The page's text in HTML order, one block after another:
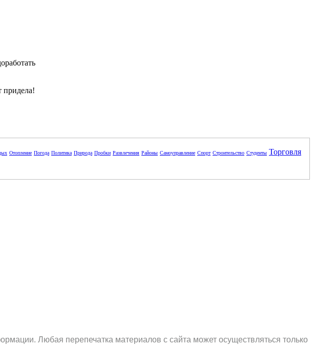
придела!
Отопление Погода Политика Природа Пробки Развлечения Районы Самоуправление Спорт Строительство Студенты Торговля
Любая перепечатка материалов с сайта может осуществляться только